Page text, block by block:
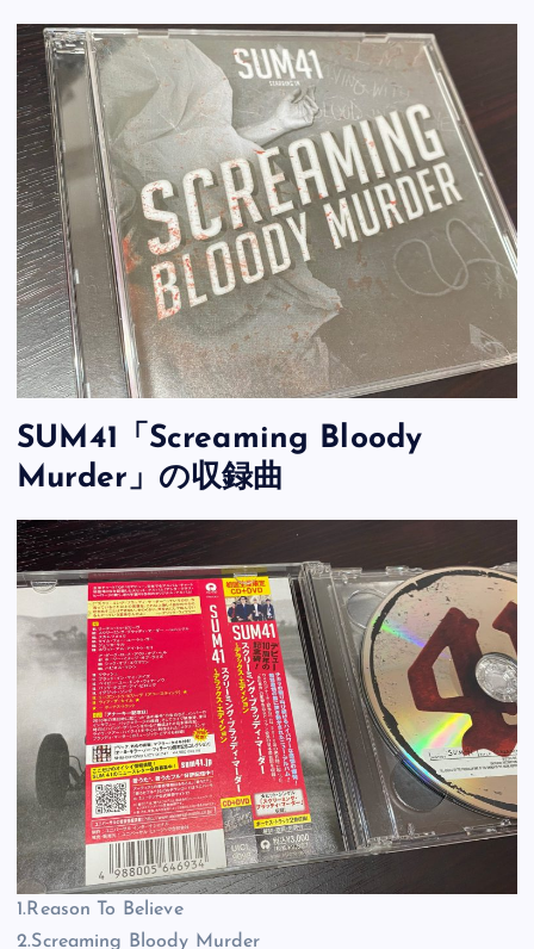
SUM41「Screaming Bloody
Murder」の収録曲
1.Reason To Believe
2.Screaming Bloody Murder